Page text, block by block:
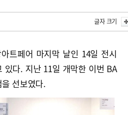
글자 크기
트페어 마지막 날인 14일 전시
있다. 지난 11일 개막한 이번 BA
선보였다.